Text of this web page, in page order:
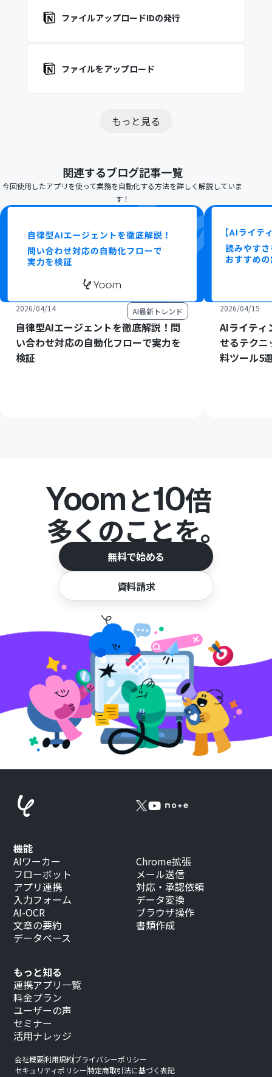
ファイルアップロードIDの発行
ファイルをアップロード
もっと見る
関連するブログ記事一覧
今回使用したアプリを使って業務を自動化する方法を詳しく解説していま
す！
2026/04/14 AI最新トレンド
自律型AIエージェントを徹底解説！問
い合わせ対応の自動化フローで実力を
検証
2026/04/15
AIライティ
せるテクニ
料ツール5
Yoomと10倍
多くのことを。
無料で始める
資料請求
もっと知る
連携アプリ一覧
料金プラン
ユーザーの声
セミナー
活用ナレッジ
機能
AIワーカー
フローボット
アプリ連携
入力フォーム
AI-OCR
文章の要約
データベース
Chrome拡張
メール送信
対応・承認依頼
データ変換
ブラウザ操作
書類作成
会社概要利用規約プライバシーポリシー
セキュリティポリシー特定商取引法に基づく表記